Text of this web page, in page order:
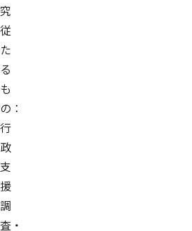
究
従
た
る
も
の：
行
政
支
援
調
査・